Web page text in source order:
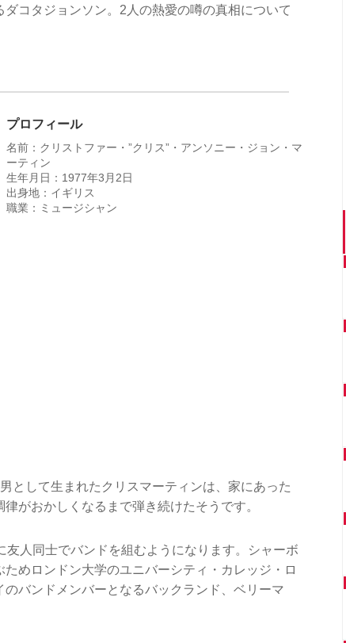
コタジョンソン。2人の熱愛の噂の真相について
プロフィール
名前：クリストファー・”クリス”・アンソニー・ジョン・マ
ーティン
生年月日：1977年3月2日
出身地：イギリス
職業：ミュージシャン
として生まれたクリスマーティンは、家にあった
がおかしくなるまで弾き続けたそうです。
人同士でバンドを組むようになります。シャーボ
めロンドン大学のユニバーシティ・カレッジ・ロ
バンドメンバーとなるバックランド、ベリーマ